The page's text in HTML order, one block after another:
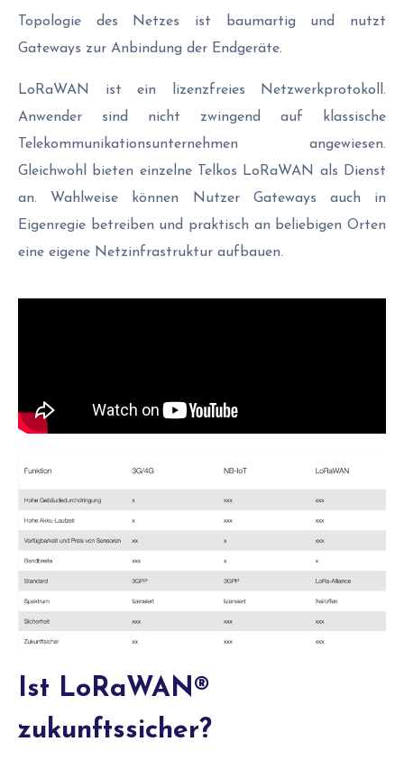
Topologie des Netzes ist baumartig und nutzt
Gateways zur Anbindung der Endgeräte.
LoRaWAN ist ein lizenzfreies Netzwerkprotokoll.
Anwender sind nicht zwingend auf klassische
Telekommunikationsunternehmen angewiesen.
Gleichwohl bieten einzelne Telkos LoRaWAN als Dienst
an. Wahlweise können Nutzer Gateways auch in
Eigenregie betreiben und praktisch an beliebigen Orten
eine eigene Netzinfrastruktur aufbauen.
Ist LoRaWAN®
zukunftssicher?